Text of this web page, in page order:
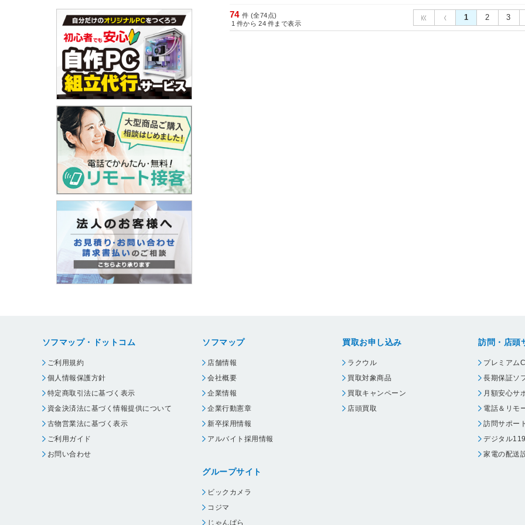
74 件 (全74点)
1 件から 24 件まで表示
1 2 3
ソフマップ・ドットコム
ご利用規約
個人情報保護方針
特定商取引法に基づく表示
資金決済法に基づく情報提供について
古物営業法に基づく表示
ご利用ガイド
お問い合わせ
ソフマップ
店舗情報
会社概要
企業情報
企業行動憲章
新卒採用情報
アルバイト採用情報
グループサイト
ビックカメラ
コジマ
じゃんぱら
買取お申し込み
ラクウル
買取対象商品
買取キャンペーン
店頭買取
訪問・店頭
プレミアム
長期保証ソ
月額安心サ
電話＆リモ
訪問サポー
デジタル
家電の配送